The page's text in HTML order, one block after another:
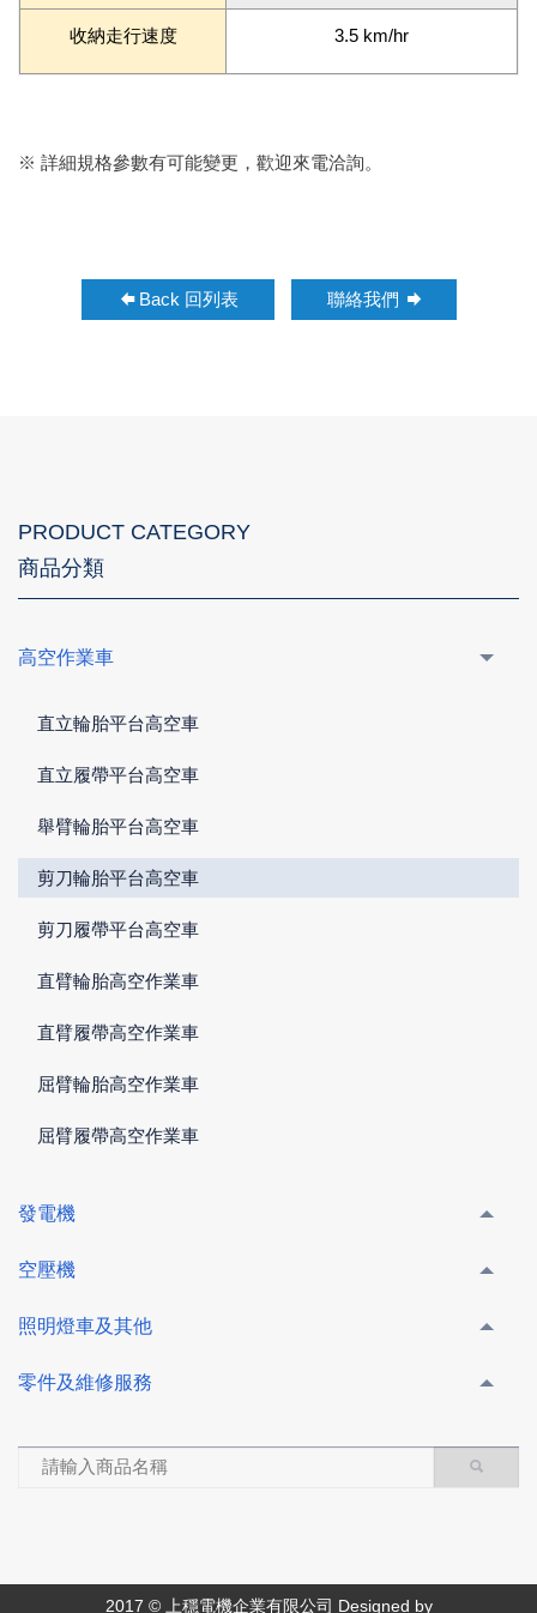
收納走行速度 3.5 km/hr
※ 詳細規格參數有可能變更，歡迎來電洽詢。
Back 回列表 聯絡我們
PRODUCT CATEGORY
商品分類
高空作業車
直立輪胎平台高空車
直立履帶平台高空車
舉臂輪胎平台高空車
剪刀輪胎平台高空車
剪刀履帶平台高空車
直臂輪胎高空作業車
直臂履帶高空作業車
屈臂輪胎高空作業車
屈臂履帶高空作業車
發電機
空壓機
照明燈車及其他
零件及維修服務
2017 © 上穩電機企業有限公司 Designed by